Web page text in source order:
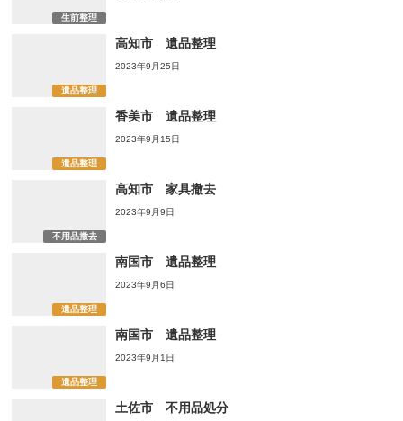
生前整理
遺品整理
高知市 遺品整理
2023年9月25日
遺品整理
香美市 遺品整理
2023年9月15日
不用品撤去
高知市 家具撤去
2023年9月9日
遺品整理
南国市 遺品整理
2023年9月6日
遺品整理
南国市 遺品整理
2023年9月1日
土佐市 不用品処分